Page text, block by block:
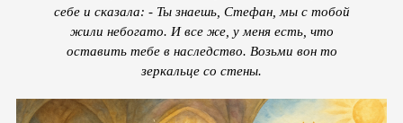
себе и сказала: - Ты знаешь, Стефан, мы с тобой
жили небогато. И все же, у меня есть, что
оставить тебе в наследство. Возьми вон то
зеркальце со стены.